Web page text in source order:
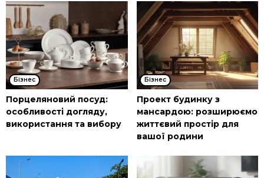
Бізнес
Порцеляновий посуд:
особливості догляду,
використання та вибору
Бізнес
Проект будинку з
мансардою: розширюємо
життєвий простір для
вашої родини